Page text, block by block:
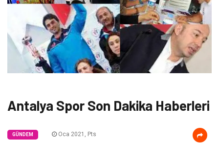
Antalya Spor Son Dakika Haberleri
GÜNDEM Oca 2021, Pts